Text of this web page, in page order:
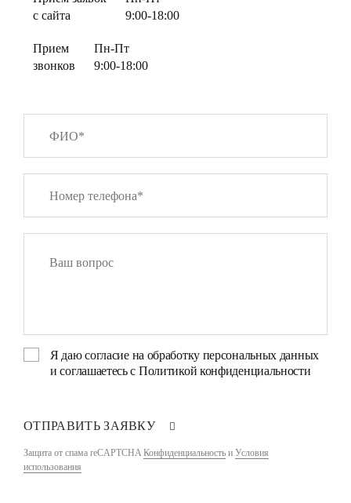
с сайта
9:00-18:00
Прием
звонков
Пн-Пт
9:00-18:00
Я даюсогласие на обработку персональных данных
и соглашаетесь с Политикой конфиденциальности
ОТПРАВИТЬ ЗАЯВКУ
Защита от спама reCAPTCHAКонфиденциальность и Условия
использования